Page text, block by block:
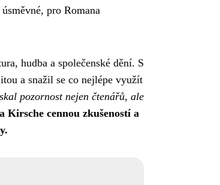
pro Romana
hudba a společenské dění. S
a snažil se co nejlépe využít
pozornost nejen čtenářů, ale
Kirsche cennou zkušeností a